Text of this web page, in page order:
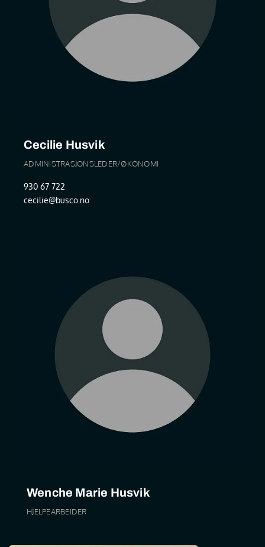
Cecilie Husvik
ADMINISTRASJONSLEDER/ØKONOMI
930 67 722
cecilie@busco.no
Wenche Marie Husvik
HJELPEARBEIDER